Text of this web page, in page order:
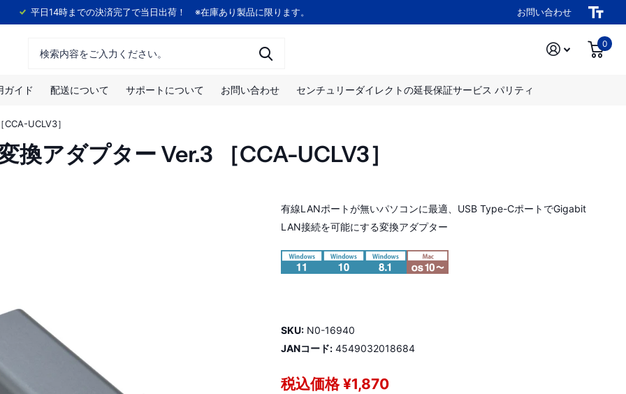
平日14時までの決済完了で当日出荷！ ※在庫あり製品に限ります。 お問い合わせ
0
ガイド 配送について サポートについて お問い合わせ センチュリーダイレクトの延長保証サービス パリティ
UCLV3］
アダプター Ver.3 ［CCA-UCLV3］
有線LANポートが無いパソコンに最適、USB Type-CポートでGigabit
LAN接続を可能にする変換アダプター
SKU: N0-16940
JANコード: 4549032018684
税込価格 ¥1,870